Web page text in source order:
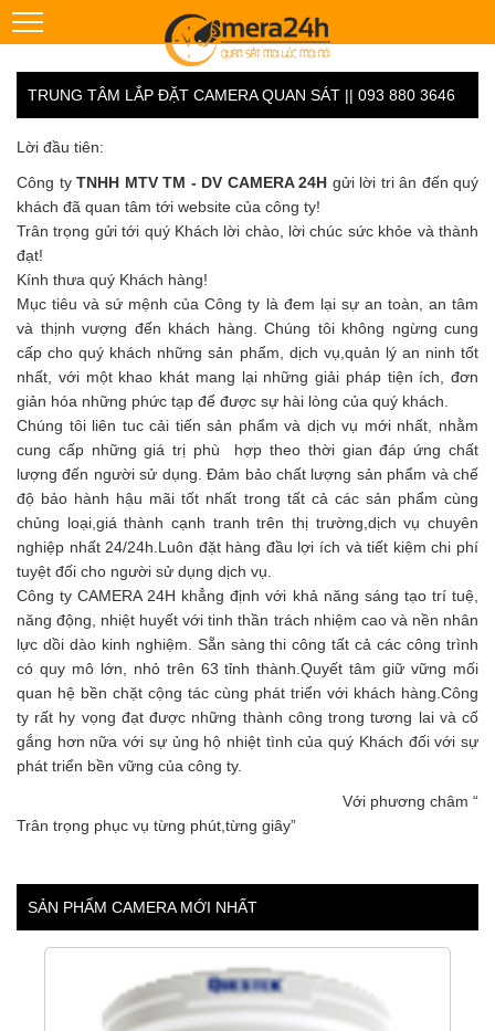
TRUNG TÂM LẮP ĐẶT CAMERA QUAN SÁT || 093 880 3646
Lời đầu tiên:
Công ty TNHH MTV TM - DV CAMERA 24H gửi lời tri ân đến quý
khách đã quan tâm tới website của công ty!
Trân trọng gửi tới quý Khách lời chào, lời chúc sức khỏe và thành
đạt!
Kính thưa quý Khách hàng!
Mục tiêu và sứ mệnh của Công ty là đem lại sự an toàn, an tâm
và thịnh vượng đến khách hàng. Chúng tôi không ngừng cung
cấp cho quý khách những sản phẩm, dịch vụ,quản lý an ninh tốt
nhất, với một khao khát mang lại những giải pháp tiện ích, đơn
giản hóa những phức tạp để được sự hài lòng của quý khách.
Chúng tôi liên tuc cải tiến sản phẩm và dịch vụ mới nhất, nhằm
cung cấp những giá trị phù hợp theo thời gian đáp ứng chất
lượng đến người sử dụng. Đảm bảo chất lượng sản phẩm và chế
độ bảo hành hậu mãi tốt nhất trong tất cả các sản phẩm cùng
chủng loại,giá thành cạnh tranh trên thị trường,dịch vụ chuyên
nghiệp nhất 24/24h.Luôn đặt hàng đầu lợi ích và tiết kiệm chi phí
tuyệt đối cho người sử dụng dịch vụ.
Công ty CAMERA 24H khẳng định với khả năng sáng tạo trí tuệ,
năng động, nhiệt huyết với tinh thần trách nhiệm cao và nền nhân
lực dồi dào kinh nghiệm. Sẵn sàng thi công tất cả các công trình
có quy mô lớn, nhỏ trên 63 tỉnh thành.Quyết tâm giữ vững mối
quan hệ bền chặt cộng tác cùng phát triển với khách hàng.Công
ty rất hy vọng đạt được những thành công trong tương lai và cố
gắng hơn nữa với sự ủng hộ nhiệt tình của quý Khách đối với sự
phát triển bền vững của công ty.
Với phương châm “
Trân trọng phục vụ từng phút,từng giây”
SẢN PHẨM CAMERA MỚI NHẤT